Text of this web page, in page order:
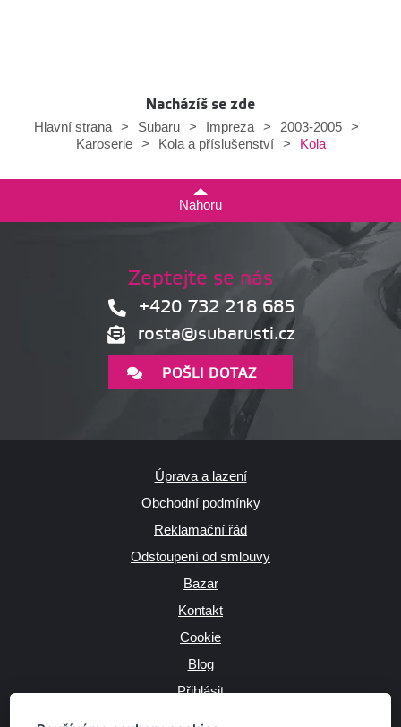
Nacházíš se zde
Hlavní strana
> Subaru > Impreza > 2003-2005
>
Karoserie
> Kola a příslušenství > Kola
Nahoru
Zeptejte se nás
+420 732 218 685
rosta@subarusti.cz
POŠLI DOTAZ
Úprava a lazení
Obchodní podmínky
Reklamační řád
Odstoupení od smlouvy
Bazar
Kontakt
Cookie
Blog
Přihlásit